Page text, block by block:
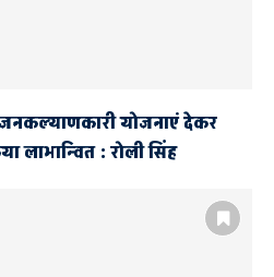
योजनाएं देकर
लाभान्वित : रोली सिंह